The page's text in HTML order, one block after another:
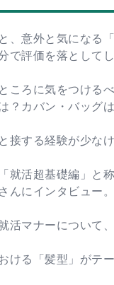
、意外と気になる
で評価を落として
ころに気をつける
？カバン・バッグ
接する経験が少な
就活超基礎編」と
んにインタビュー。
活マナーについて
ける「髪型」がテ